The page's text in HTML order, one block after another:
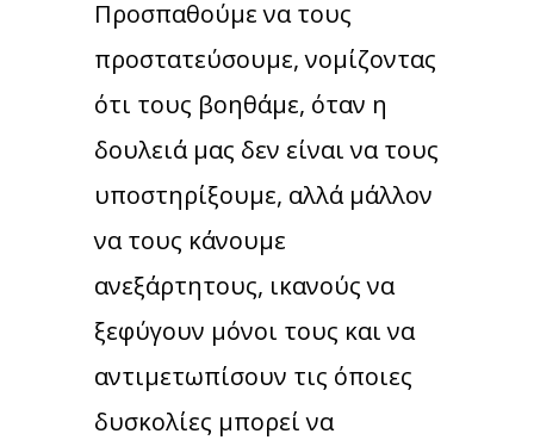
Προσπαθούμε να τους
προστατεύσουμε, νομίζοντας
ότι τους βοηθάμε, όταν η
δουλειά μας δεν είναι να τους
υποστηρίξουμε, αλλά μάλλον
να τους κάνουμε
ανεξάρτητους, ικανούς να
ξεφύγουν μόνοι τους και να
αντιμετωπίσουν τις όποιες
δυσκολίες μπορεί να